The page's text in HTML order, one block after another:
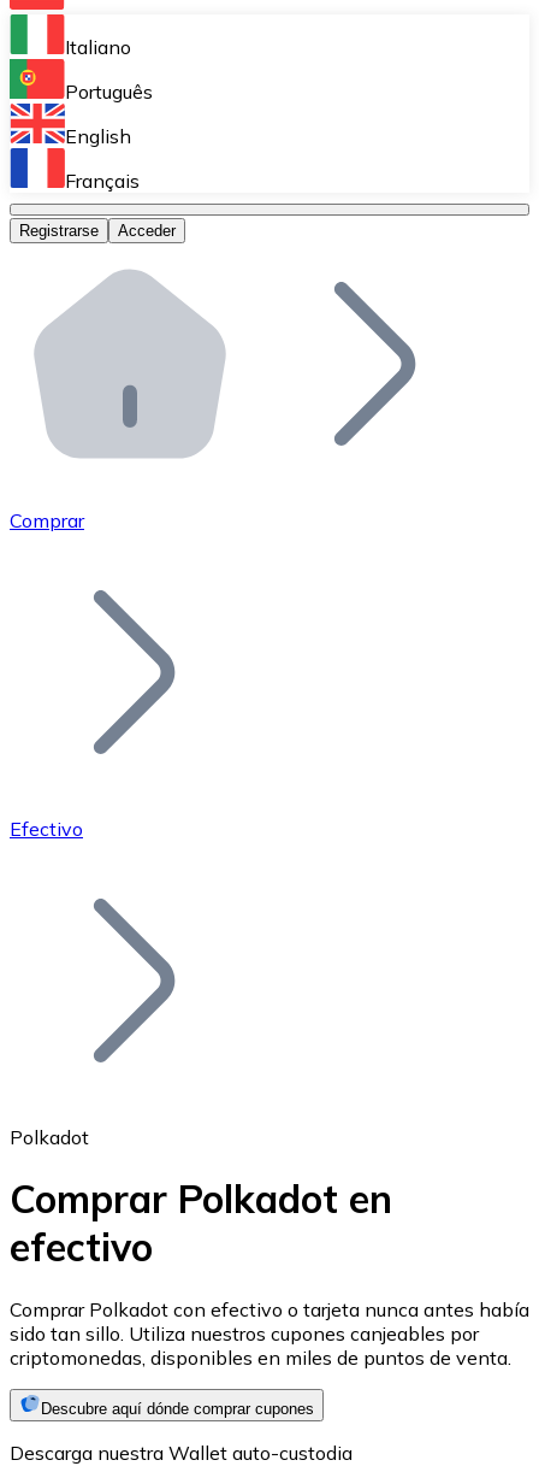
Bitnovo Ramp
Integra nuestra solución en tu plataforma.
Bitnovo Giftcards
Bitnovo OTC
Bitnovo ATM
Integra un ATM Bitnovo en tu negocio y permite que
Bitnovo API
Integra nuestra API en tu ecosistema.
Únete a nuestra red de distribuidores.
Añade tu proyecto a nuestro ecosistema.
Bitcoin
Ethereum
ETH
Italiano
Português
English
Français
Registrarse Acceder
Comprar
Efectivo
Polkadot
Comprar Polkadot en
efectivo
Comprar Polkadot con efectivo o tarjeta nunca antes había
sido tan sillo. Utiliza nuestros cupones canjeables por
criptomonedas, disponibles en miles de puntos de venta.
Descubre aquí dónde comprar cupones
Descarga nuestra Wallet auto-custodia